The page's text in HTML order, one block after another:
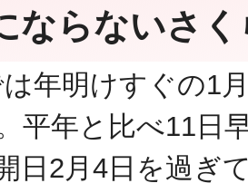
ならないさく
年明けすぐの1
平年と比べ11日
日2月4日を過ぎ